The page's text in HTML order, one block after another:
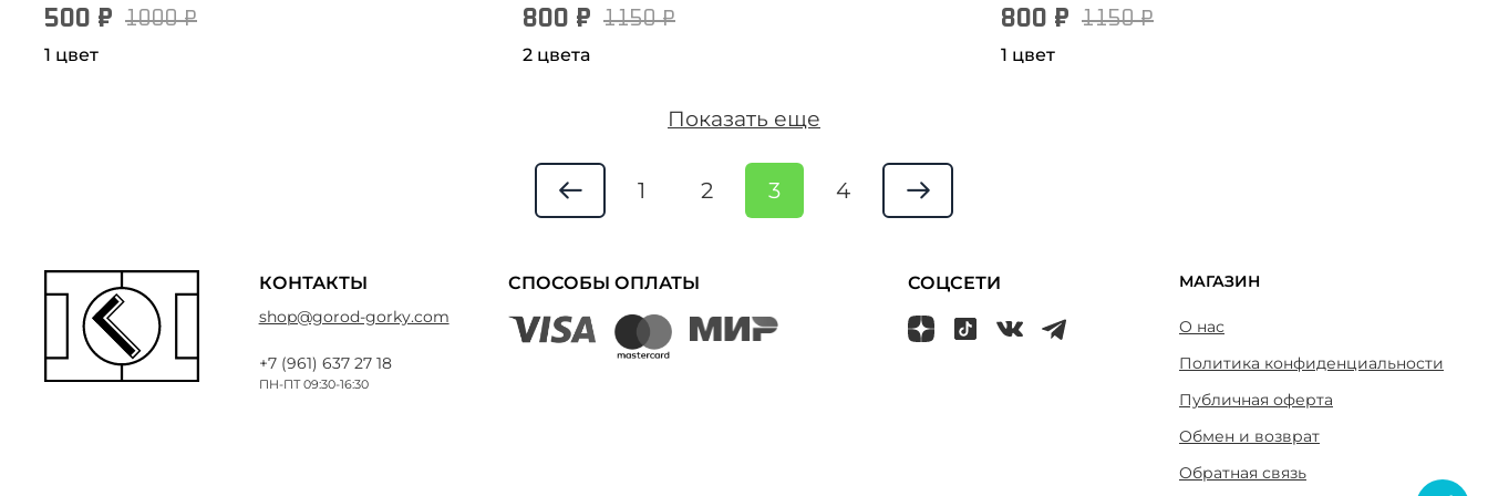
500 ₽ 1000 ₽
1 цвет
800 ₽ 1150 ₽
2 цвета
800 ₽ 1150 ₽
1 цвет
Показать еще
1 2 3 4
КОНТАКТЫ
shop@gorod-gorky.com
+7 (961) 637 27 18
ПН-ПТ 09:30-16:30
СПОСОБЫ ОПЛАТЫ СОЦСЕТИ МАГАЗИН
О нас
Политика конфиденциальности
Публичная оферта
Обмен и возврат
Обратная связь